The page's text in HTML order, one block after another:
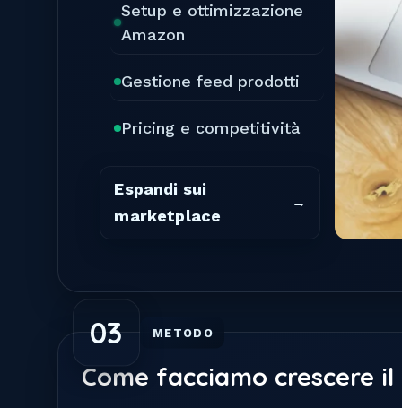
Setup e ottimizzazione
Amazon
Gestione feed prodotti
Pricing e competitività
Espandi sui
marketplace
03 METODO
Come facciamo crescere